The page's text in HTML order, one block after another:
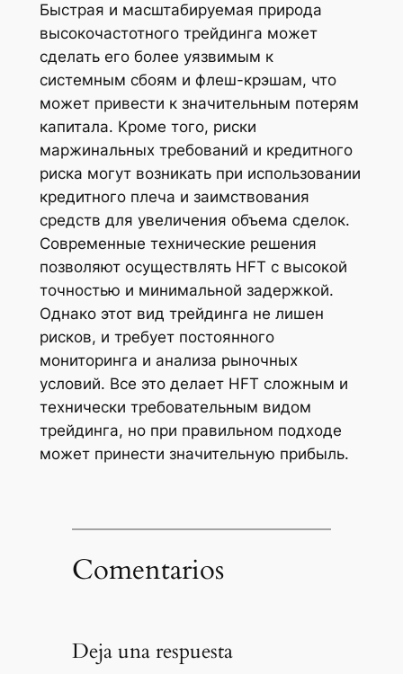
Быстрая и масштабируемая природа
высокочастотного трейдинга может
сделать его более уязвимым к
системным сбоям и флеш-крэшам, что
может привести к значительным потерям
капитала. Кроме того, риски
маржинальных требований и кредитного
риска могут возникать при использовании
кредитного плеча и заимствования
средств для увеличения объема сделок.
Современные технические решения
позволяют осуществлять HFT с высокой
точностью и минимальной задержкой.
Однако этот вид трейдинга не лишен
рисков, и требует постоянного
мониторинга и анализа рыночных
условий. Все это делает HFT сложным и
технически требовательным видом
трейдинга, но при правильном подходе
может принести значительную прибыль.
Comentarios
Deja una respuesta